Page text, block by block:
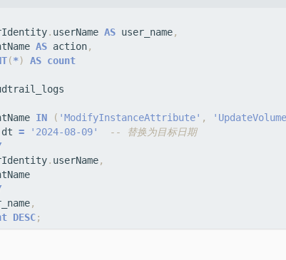
. userName AS user_name,
AS action,
(*) AS count
IN ( 'ModifyInstanceAttribute' ,
dt = '2024-08-09'
. userName,
,
DESC;